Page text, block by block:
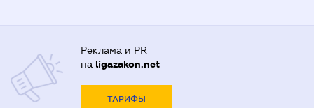
Реклама и PR
на ligazakon.net
ТАРИФЫ